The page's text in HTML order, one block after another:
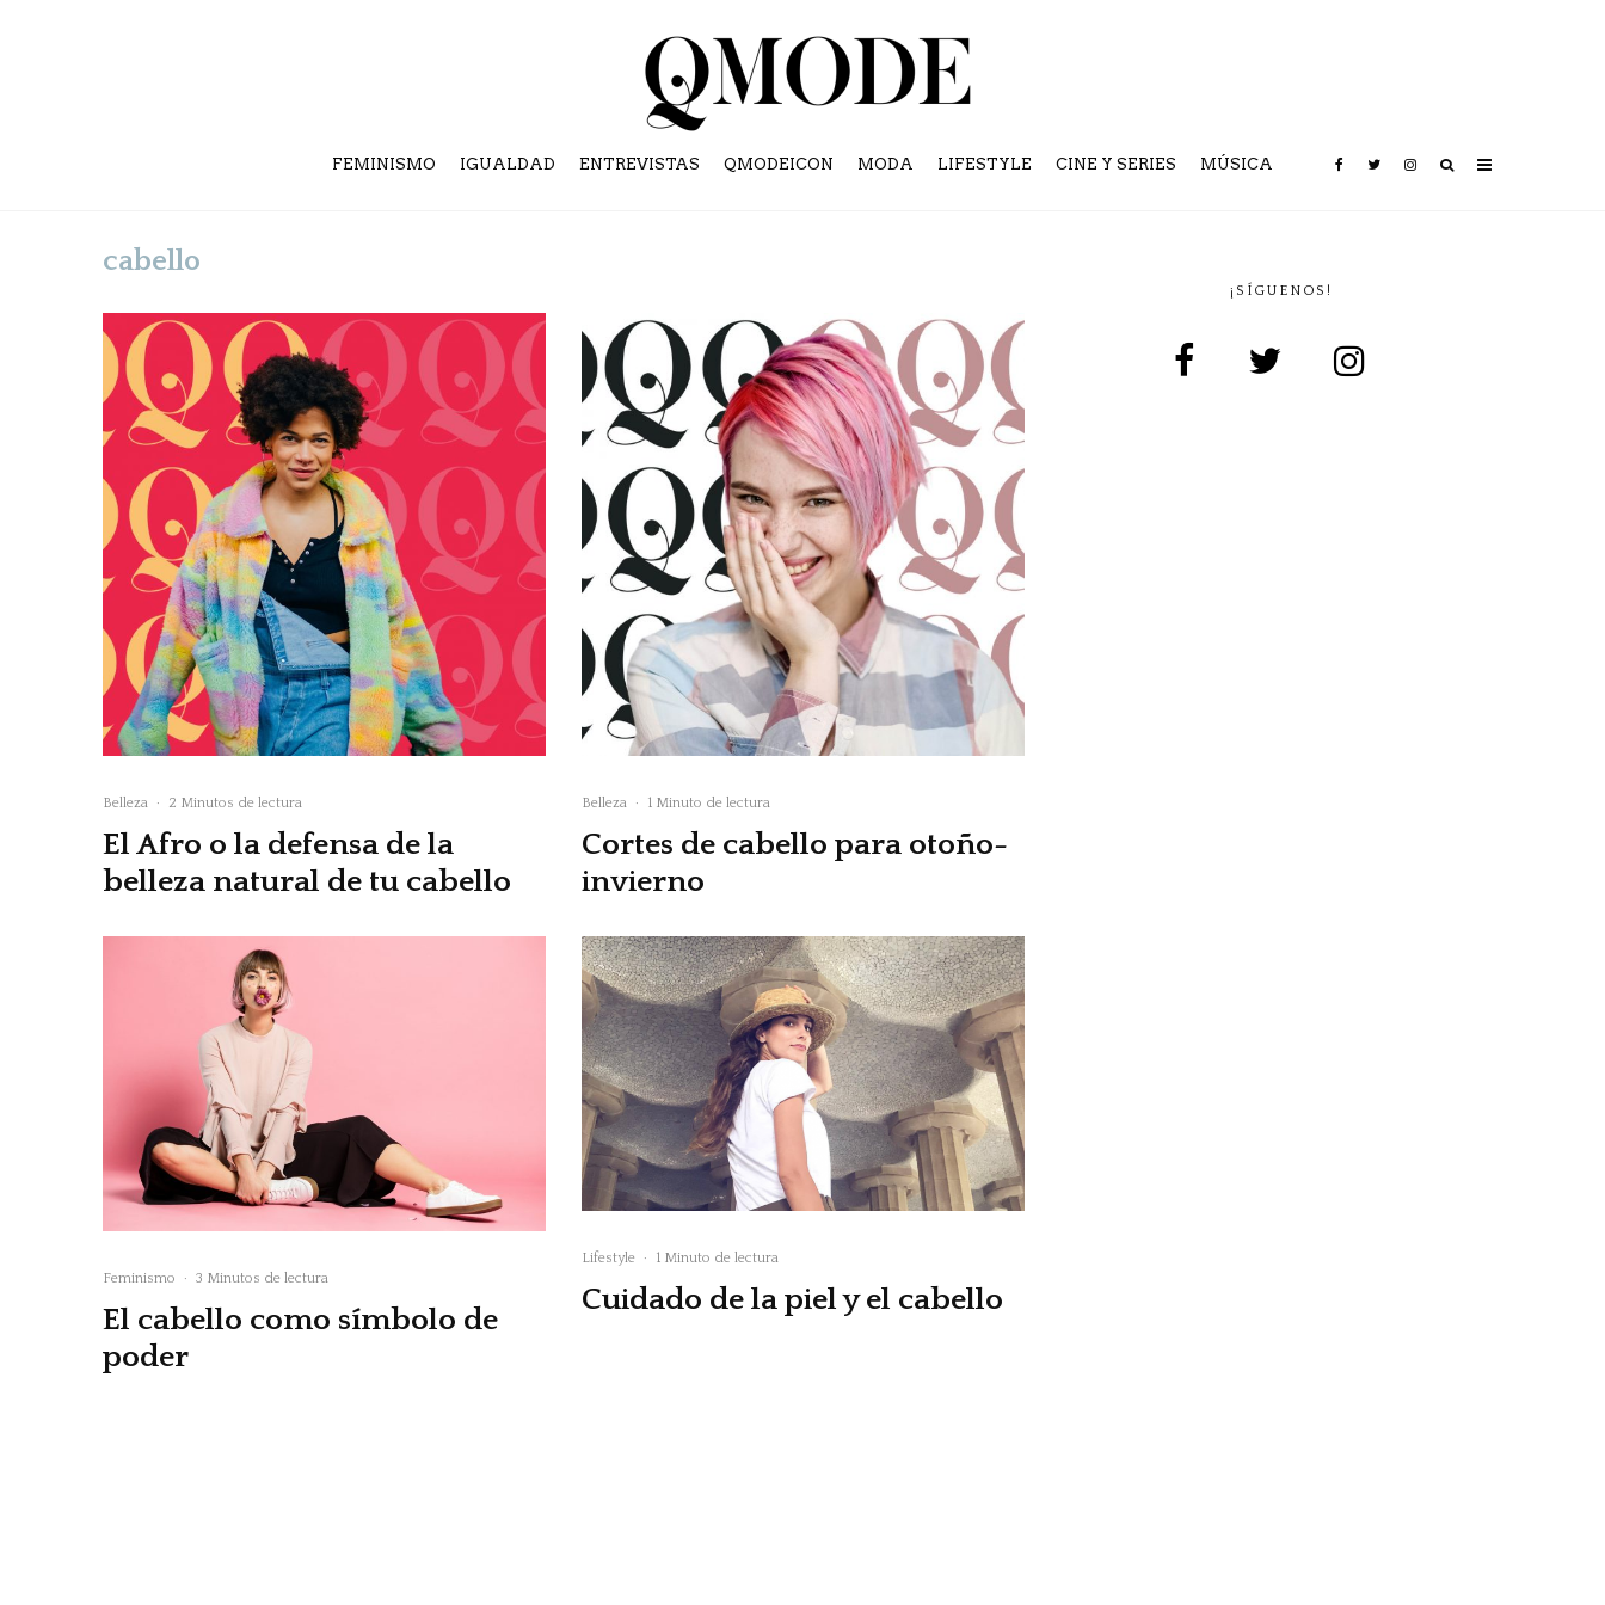
FEMINISMO IGUALDAD ENTREVISTAS QMODEICON MODA LIFESTYLE CINE Y SERIES MÚSICA
cabello
Belleza · 2 Minutos de lectura
El Afro o la defensa de la
belleza natural de tu cabello
Feminismo · 3 Minutos de lectura
El cabello como símbolo de
poder
Belleza · 1 Minuto de lectura
Cortes de cabello para otoño-
invierno
Lifestyle · 1 Minuto de lectura
Cuidado de la piel y el cabello
¡SÍGUENOS!